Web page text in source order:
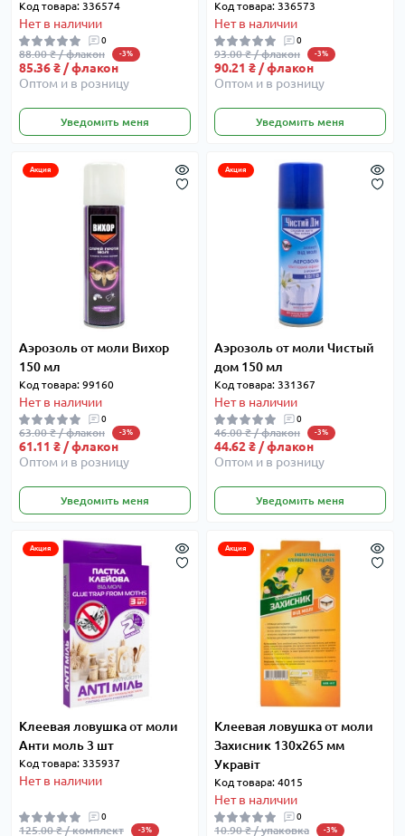
Код товара: 336574
Нет в наличии
0
88.00 ₴ / флакон -3%
85.36 ₴ / флакон
Оптом и в розницу
Уведомить меня
Код товара: 336573
Нет в наличии
0
93.00 ₴ / флакон -3%
90.21 ₴ / флакон
Оптом и в розницу
Уведомить меня
Акция
Аэрозоль от моли Вихор
150 мл
Код товара: 99160
Нет в наличии
0
63.00 ₴ / флакон -3%
61.11 ₴ / флакон
Оптом и в розницу
Уведомить меня
Акция
Аэрозоль от моли Чистый
дом 150 мл
Код товара: 331367
Нет в наличии
0
46.00 ₴ / флакон -3%
44.62 ₴ / флакон
Оптом и в розницу
Уведомить меня
Акция
Клеевая ловушка от моли
Анти моль 3 шт
Код товара: 335937
Нет в наличии
0
125.00 ₴ / комплект -3%
Акция
Клеевая ловушка от моли
Захисник 130x265 мм
Укравіт
Код товара: 4015
Нет в наличии
0
10.90 ₴ / упаковка -3%